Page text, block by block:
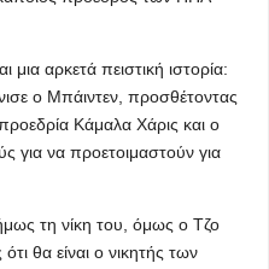
μια αρκετά πειστική ιστορία:
ο Μπάιντεν, προσθέτοντας
Κάμαλα Χάρις και ο
για να προετοιμαστούν για
τη νίκη του, όμως ο Τζο
θα είναι ο νικητής των